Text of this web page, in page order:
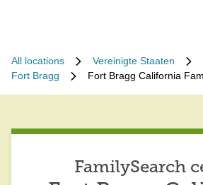
All locations Vereinigte Staaten
Fort Bragg
Fort Bragg California
FamilySearch